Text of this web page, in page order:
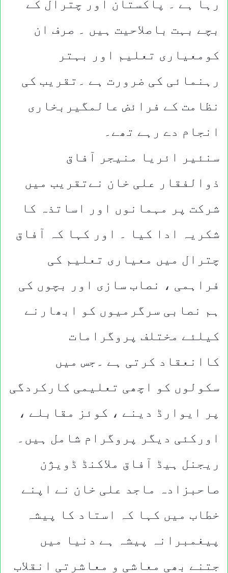
رہا ہے ۔ پاکستان اور چترال کے
بچے بہت باصلاحیت ہیں ۔ صرف ان
کومعیاری تعلیم اور بہتر
رہنمائی کی ضرورت ہے ۔تقریب کی
نظامت کے فرائض عالمگیربخاری
انجام دے رہے تھے۔
سنئیر ائریا منیجر آفاق
ذوالفقار علی خان نےتقریب میں
شرکت پر مہمانوں اور اساتذہ کا
شکریہ ادا کیا ۔ اور کہا کہ آفاق
چترال میں معیاری تعلیم کی
فراہمی ، نصاب سازی اور بچوں کی
ہم نصابی سرگرمیوں کو ابھارنے
کیلئے مختلف پروگرامات
کاانعقاد کرتی ہے ۔جس میں
سکولوں کو اچھی تعلیمی کارکردگی
پر ایوارڈ دینے ، کوئز مقابلے ،
اورکئی دیگر پروگرام شامل ہیں۔
ریجنل ہیڈ آفاق ملاکنڈ ڈویژن
صاحبزادہ ماجد علی خان نے اپنے
خطاب میں کہا کہ استاد کا پیشہ
پیغمبرانہ پیشہ ہے دنیا میں
جتنے بھی معاشی و معاشرتی انقلاب